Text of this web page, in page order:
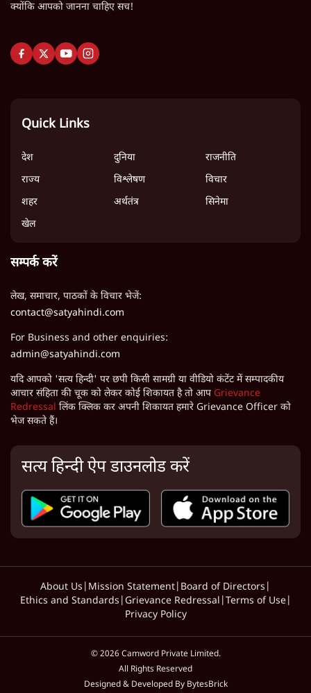
क्योंकि आपको जानना चाहिए सच!
Quick Links
देश दुनिया
राजनीति
राज्य
विश्लेषण
विचार
शहर
अर्थतंत्र
सिनेमा
खेल
सम्पर्क करें
लेख, समाचार, पाठकों के विचार भेजें:
contact@satyahindi.com
For Business and other enquiries:
admin@satyahindi.com
यदि आपको 'सत्य हिन्दी' पर छपी किसी सामग्री या वीडियो कंटेंट में सम्पादकीय
आचार संहिता की चूक को लेकर कोई शिकायत है तो आप Grievance
Redressal लिंक क्लिक कर अपनी शिकायत हमारे Grievance Officer को
भेज सकते हैं।
सत्य हिन्दी ऐप डाउनलोड करें
About Us Mission Statement Board of Directors
Ethics and Standards Grievance Redressal Terms of Use|
Privacy Policy
©2026 Camword Private Limited.
All Rights Reserved
Designed & Developed By BytesBrick